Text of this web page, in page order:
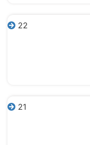
22
21